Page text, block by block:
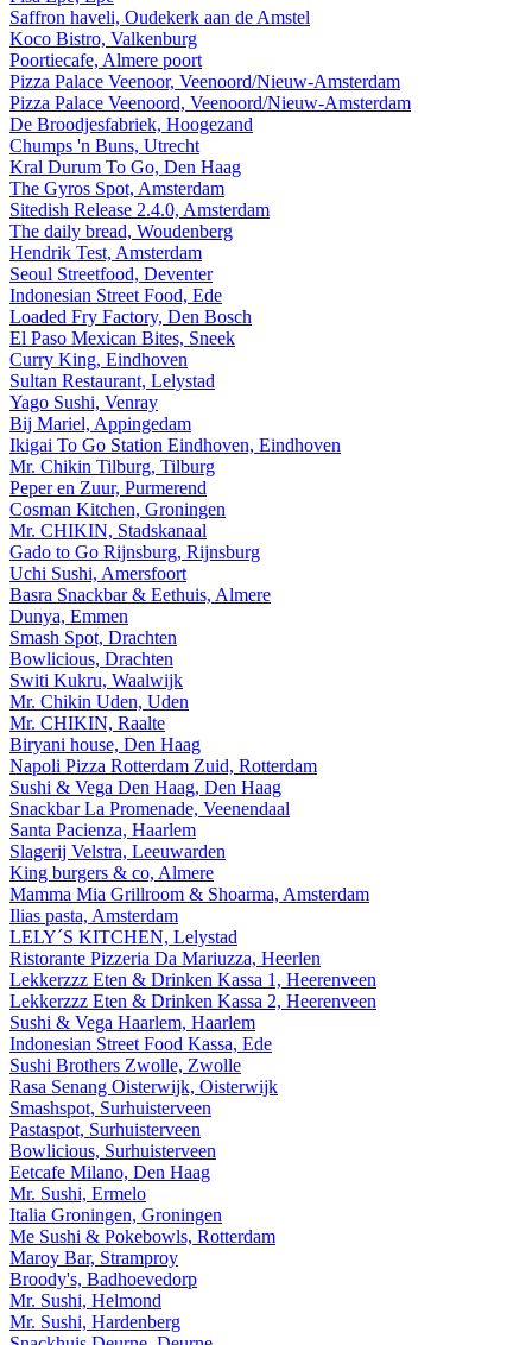
Saffron haveli, Oudekerk aan de Amstel
Koco Bistro, Valkenburg
Poortiecafe, Almere poort
Pizza Palace Veenoor, Veenoord/Nieuw-Amsterdam
Pizza Palace Veenoord, Veenoord/Nieuw-Amsterdam
De Broodjesfabriek, Hoogezand
Chumps 'n Buns, Utrecht
Kral Durum To Go, Den Haag
The Gyros Spot, Amsterdam
Sitedish Release 2.4.0, Amsterdam
The daily bread, Woudenberg
Hendrik Test, Amsterdam
Seoul Streetfood, Deventer
Indonesian Street Food, Ede
Loaded Fry Factory, Den Bosch
El Paso Mexican Bites, Sneek
Curry King, Eindhoven
Sultan Restaurant, Lelystad
Yago Sushi, Venray
Bij Mariel, Appingedam
Ikigai To Go Station Eindhoven, Eindhoven
Mr. Chikin Tilburg, Tilburg
Peper en Zuur, Purmerend
Cosman Kitchen, Groningen
Mr. CHIKIN, Stadskanaal
Gado to Go Rijnsburg, Rijnsburg
Uchi Sushi, Amersfoort
Basra Snackbar & Eethuis, Almere
Dunya, Emmen
Smash Spot, Drachten
Bowlicious, Drachten
Switi Kukru, Waalwijk
Mr. Chikin Uden, Uden
Mr. CHIKIN, Raalte
Biryani house, Den Haag
Napoli Pizza Rotterdam Zuid, Rotterdam
Sushi & Vega Den Haag, Den Haag
Snackbar La Promenade, Veenendaal
Santa Pacienza, Haarlem
Slagerij Velstra, Leeuwarden
King burgers & co, Almere
Mamma Mia Grillroom & Shoarma, Amsterdam
Ilias pasta, Amsterdam
LELY´S KITCHEN, Lelystad
Ristorante Pizzeria Da Mariuzza, Heerlen
Lekkerzzz Eten & Drinken Kassa 1, Heerenveen
Lekkerzzz Eten & Drinken Kassa 2, Heerenveen
Sushi & Vega Haarlem, Haarlem
Indonesian Street Food Kassa, Ede
Sushi Brothers Zwolle, Zwolle
Rasa Senang Oisterwijk, Oisterwijk
Smashspot, Surhuisterveen
Pastaspot, Surhuisterveen
Bowlicious, Surhuisterveen
Eetcafe Milano, Den Haag
Mr. Sushi, Ermelo
Italia Groningen, Groningen
Me Sushi & Pokebowls, Rotterdam
Maroy Bar, Stramproy
Broody's, Badhoevedorp
Mr. Sushi, Helmond
Mr. Sushi, Hardenberg